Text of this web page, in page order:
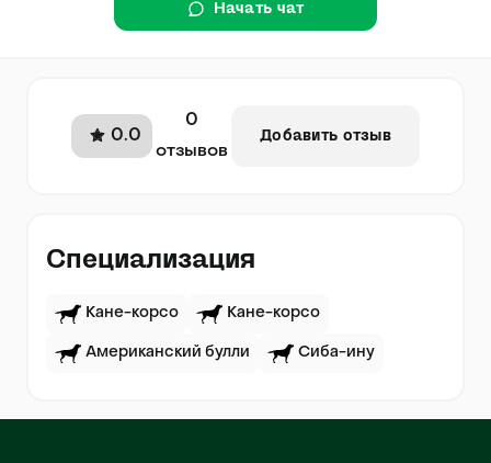
Начать чат
0.0
0
отзывов
Добавить отзыв
Специализация
Кане-корсо Кане-корсо
Американский булли Сиба-ину